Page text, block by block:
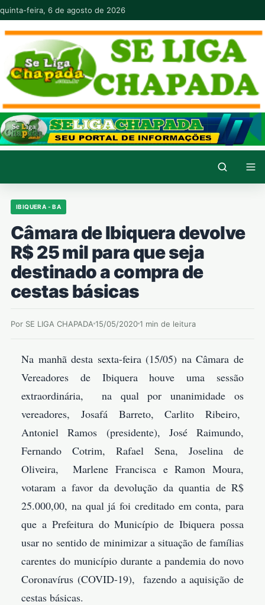
Pular para o conteúdo
quinta-feira, 6 de agosto de 2026
IBIQUERA - BA
Câmara de Ibiquera devolve
R$ 25 mil para que seja
destinado a compra de
cestas básicas
Por SE LIGA CHAPADA 15/05/20201 min de leitura
Na manhã desta sexta-feira (15/05) na Câmara de
Vereadores de Ibiquera houve uma sessão
extraordinária, na qual por unanimidade os
vereadores, Josafá Barreto, Carlito Ribeiro,
Antoniel Ramos (presidente), José Raimundo,
Fernando Cotrim, Rafael Sena, Joselina de
Oliveira, Marlene Francisca e Ramon Moura,
votaram a favor da devolução da quantia de R$
25.000,00, na qual já foi creditado em conta, para
que a Prefeitura do Município de Ibiquera possa
usar no sentido de minimizar a situação de famílias
carentes do município durante a pandemia do novo
Coronavírus (COVID-19), fazendo a aquisição de
cestas básicas.